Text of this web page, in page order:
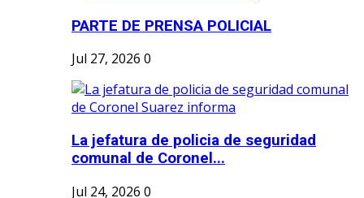
PARTE DE PRENSA POLICIAL
Jul 27, 2026 0
La jefatura de policia de seguridad
comunal de Coronel...
Jul 24, 2026 0